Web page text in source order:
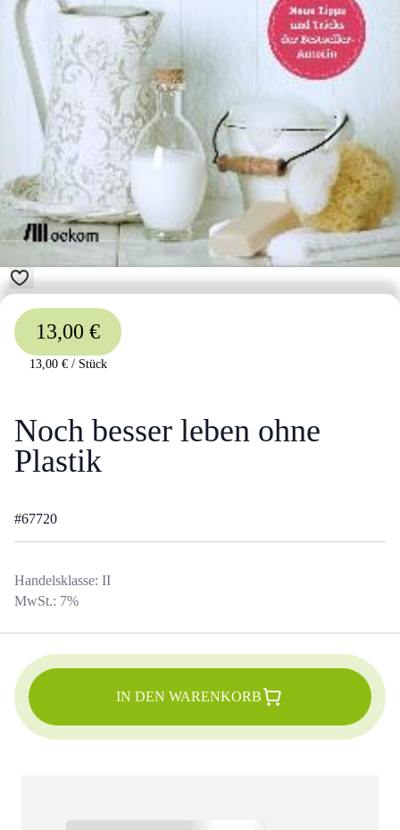
Noch besser leben ohne
Plastik
#67720
Handelsklasse: II
MwSt.: 7%
13,00 €
13,00 €/ Stück
IN DEN WARENKORB